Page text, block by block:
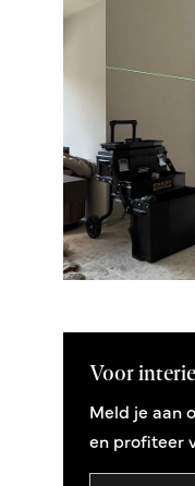
Voor
Meld je aan
en profiteer